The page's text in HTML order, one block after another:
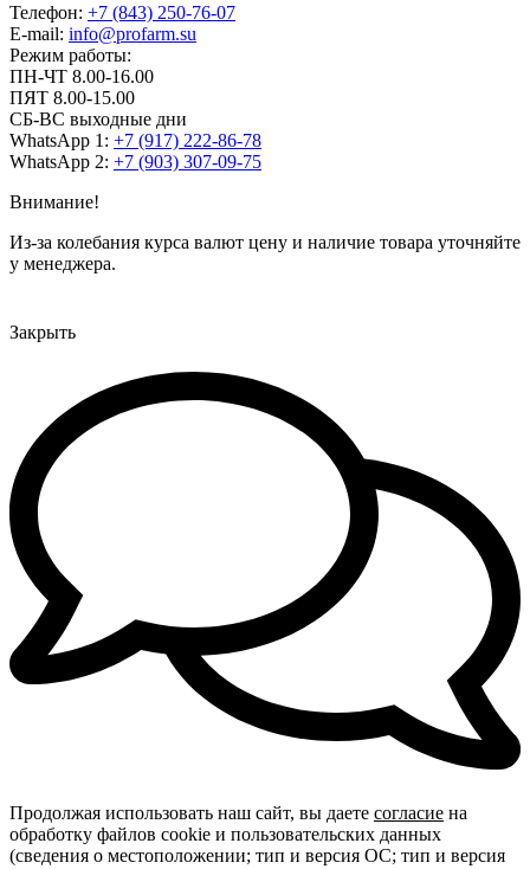
Телефон: +7 (843) 250-76-07
E-mail: info@profarm.su
Режим работы:
ПН-ЧТ 8.00-16.00
ПЯТ 8.00-15.00
СБ-ВС выходные дни
WhatsApp 1: +7 (917) 222-86-78
WhatsApp 2: +7 (903) 307-09-75
Внимание!
Из-за колебания курса валют цену и наличие товара уточняйте
у менеджера.
Закрыть
Продолжая использовать наш сайт, вы даете согласие на
обработку файлов cookie и пользовательских данных
(сведения о местоположении; тип и версия ОС; тип и версия